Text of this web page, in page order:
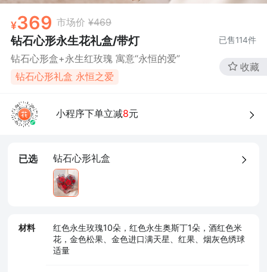
369 市场价 ¥469
钻石心形永生花礼盒/带灯 已售114件
钻石心形盒+永生红玫瑰 寓意“永恒的爱”
钻石心形礼盒 永恒之爱
收藏
小程序下单立减8元
已选 钻石心形礼盒
材料
红色永生玫瑰10朵，红色永生奥斯丁1朵，酒红色米
花，金色松果、金色进口满天星、红果、烟灰色绣球
适量